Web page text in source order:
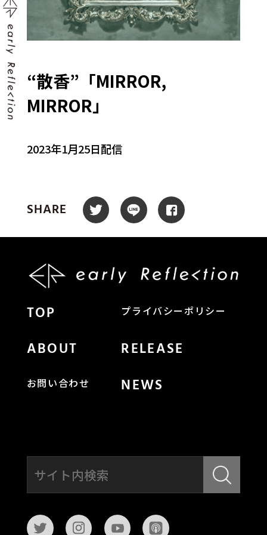
“散香”「MIRROR,
MIRROR」
2023年1月25日配信
SHARE
TOP プライバシーポリシー
ABOUT RELEASE
お問い合わせ NEWS